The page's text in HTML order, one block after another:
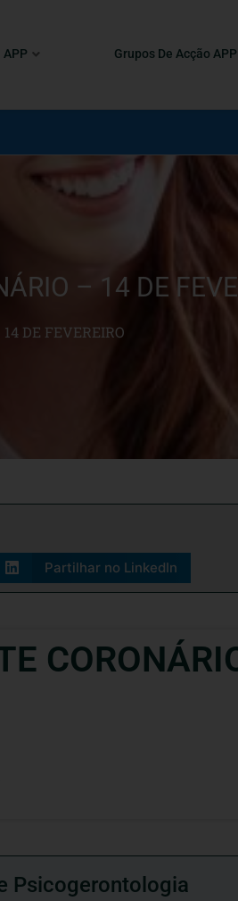
APP Grupos De Acção APP
– 14 DE
DE FEVEREIRO
Partilhar no LinkedIn
Psicogerontologia